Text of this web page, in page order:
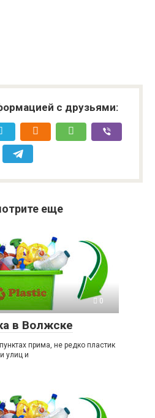
с друзьями:
еще
0
в Волжске
прима, не редко пластик
улиц и